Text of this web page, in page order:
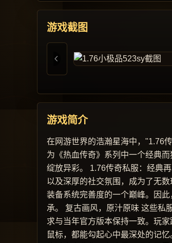
游戏截图
游戏简介
在网游世界的浩瀚星海中，"1.76
为《热血传奇》系列中一个经典
绽放异彩。 1.76传奇私服：经典
以及深厚的社交氛围，成为了无
装备系统完善度的一个巅峰。因
承。 复古画风，原汁原味 这些私
求与当年官方版本保持一致。玩
鼠标，都能勾起心中最深处的记